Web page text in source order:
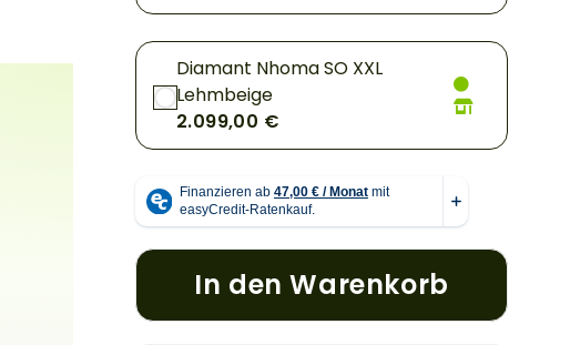
Diamant Nhoma SO XXL
Lehmbeige
2.099,00 €
In den Warenkorb